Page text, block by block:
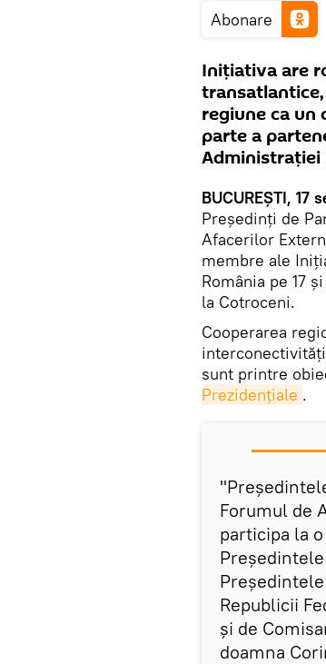
Abonare
Inițiativa are
regiune ca un
parte a
Administraţiei
BUCUREŞTI, 17
Președinți de
Afacerilor
membre ale
România pe 17
la Cotroceni.
Cooperarea
sunt printre
Prezidenţiale .
Forumul de
participa la
Republicii
și de
doamna